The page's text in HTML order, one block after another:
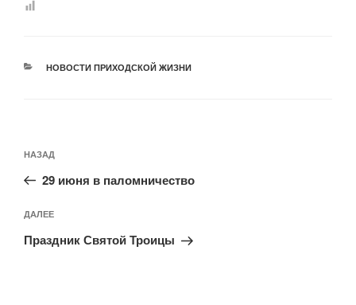
РУБРИКИ
НОВОСТИ ПРИХОДСКОЙ ЖИЗНИ
по
записям
Предыдущая
запись:
НАЗАД
29 июня в паломничество
Следующая
запись
ДАЛЕЕ
Праздник Святой Троицы